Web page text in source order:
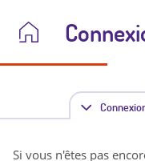
Si vous n'êtes pas